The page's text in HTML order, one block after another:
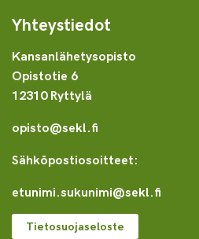
Yhteystiedot
Kansanlähetysopisto
Opistotie 6
12310 Ryttylä
opisto@sekl.fi
Sähköpostiosoitteet:
etunimi.sukunimi@sekl.fi
Tietosuojaseloste